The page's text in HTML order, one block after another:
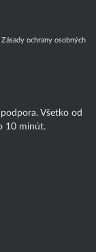
Zásady ochrany osobných
Všetko od
10 minút.